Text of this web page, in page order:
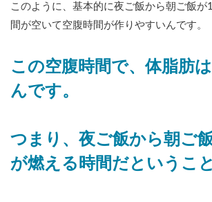
このように、基本的に夜ご飯から朝ご飯が
間が空いて空腹時間が作りやすいんです。
この空腹時間で、体脂肪
んです。
つまり、夜ご飯から朝ご
が燃える時間だというこ